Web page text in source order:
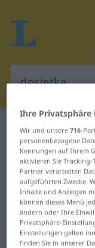
Kroatisch-
Kroatisch-
"dosjetka"
"dosjetka"
Ihre
Wir und unsere716-
personenbezogene
Kennungen auf Ihrem
aktivieren Sie
Partner verarbeiten
aufgeführten Zwecke.
Inhalte und Anzeigen
können dieses Menü
ändern oder Ihre
Privatsphäre-
Einstellungen gelten
finden Sie in unserer